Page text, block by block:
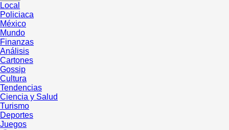
Local
Policiaca
México
Mundo
Finanzas
Análisis
Cartones
Gossip
Cultura
Tendencias
Ciencia y Salud
Turismo
Deportes
Juegos